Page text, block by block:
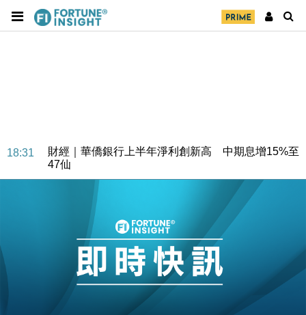
18:31
財經｜華僑銀行上半年淨利創新高 中期息增15%至
47仙
財經｜滙豐上調香港今年GDP預測至4.5% 看好貿易
及消費表現
本地｜假冒內地執法人員要求交「保證金」 43歲女子
損失近6900萬元
財經｜日經失守6.5萬點後回穩 全周仍升近2%
15:47
財經｜恒隆10月換帥 玩具「反」斗城亞洲CEO蔡德